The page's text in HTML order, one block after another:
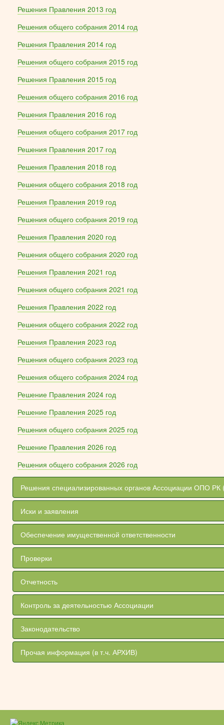
Решения Правления 2013 год
Решения общего собрания 2014 год
Решения Правления 2014 год
Решения общего собрания 2015 год
Решения Правления 2015 год
Решения общего собрания 2016 год
Решения Правления 2016 год
Решения общего собрания 2017 год
Решения Правления 2017 год
Решения Правления 2018 год
Решения общего собрания 2018 год
Решения Правления 2019 год
Решения общего собрания 2019 год
Решения Правления 2020 год
Решения общего собрания 2020 год
Решения Правления 2021 год
Решения общего собрания 2021 год
Решения Правления 2022 год
Решения общего собрания 2022 год
Решения Правления 2023 год
Решения общего собрания 2023 год
Решения общего собрания 2024 год
Решение Правления 2024 год
Решение Правления 2025 год
Решения общего собрания 2025 год
Решение Правления 2026 год
Решения общего собрания 2026 год
Решения специализированных органов Ассоциации ОПО
Иски и заявления
Обеспечение имущественной ответственности
Проверки
Отчетность
Контроль за деятельностью Ассоциации
Законодательство
Прочая информация (в т.ч. АРХИВ)